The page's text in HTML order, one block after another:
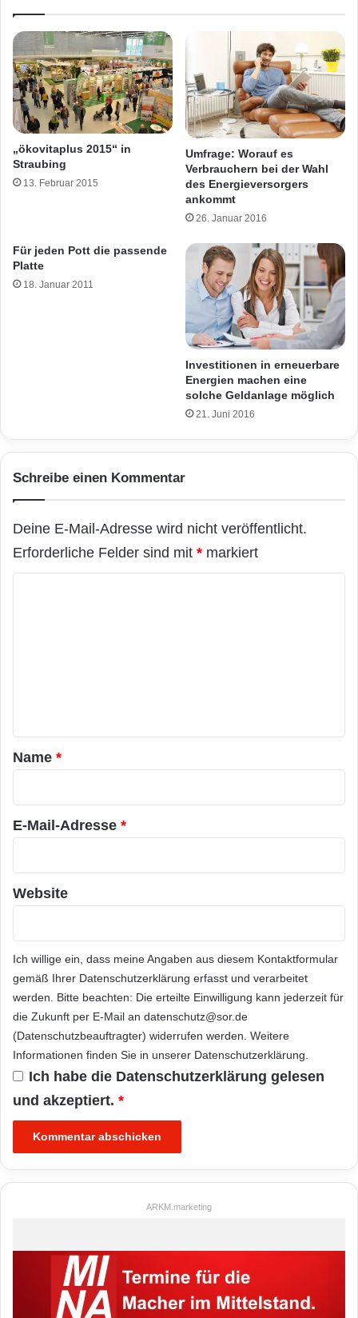
„ökovitaplus 2015“ in
Straubing
13. Februar 2015
Umfrage: Worauf es
Verbrauchern bei der Wahl
des Energieversorgers
ankommt
26. Januar 2016
Für jeden Pott die passende
Platte
18. Januar 2011
Investitionen in erneuerbare
Energien machen eine
solche Geldanlage möglich
21. Juni 2016
Schreibe einen Kommentar
Deine E-Mail-Adresse wird nicht veröffentlicht.
Erforderliche Felder sind mit * markiert
a
r
*
Name *
E-Mail-Adresse *
Website
Ich willige ein, dass meine Angaben aus diesem Kontaktformular
gemäß Ihrer Datenschutzerklärung erfasst und verarbeitet
werden. Bitte beachten: Die erteilte Einwilligung kann jederzeit für
die Zukunft per E-Mail an datenschutz@sor.de
(Datenschutzbeauftragter) widerrufen werden. Weitere
Informationen finden Sie in unserer Datenschutzerklärung
Ich habe die Datenschutzerklärung gelesen
und akzeptiert. *
ARKM.marketing